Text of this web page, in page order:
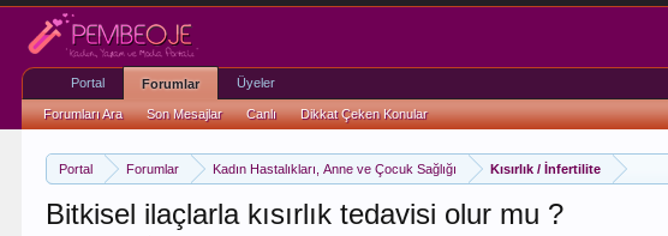
Portal Forumlar Kadın Hastalıkları, Anne ve Çocuk Sağlığı Kısırlık / İnfertilite
Bitkisel ilaçlarla kısırlık tedavisi olur mu ?
Portal Forumlar
Forumları Ara Son Mesajlar Canlı Dikkat Çeken Konular
Üyeler